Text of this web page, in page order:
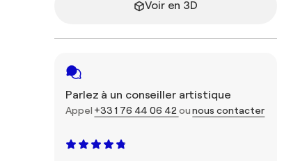
Voir en 3D
Parlez à un conseiller artistique
Appel +33 1 76 44 06 42 ounous contacter